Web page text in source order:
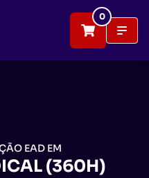
0
EAD EM
(360H)